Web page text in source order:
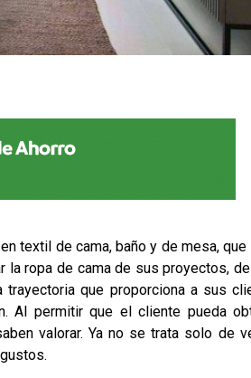
entextil de cama, baño y de mesa,
ropa de cama de sus proyectos,
trayectoria que proporciona a sus
Al permitir que el cliente pueda
valorar. Ya no se trata solo de